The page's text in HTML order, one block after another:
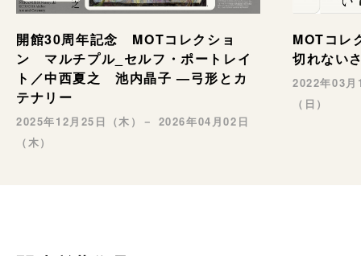
開館30周年記念 MOTコレクショ
ン マルチプル_セルフ・ポートレイ
ト／中西夏之 池内晶子 —弓形とカ
テナリー
2025年12月25日（木）－ 2026年04月02日
（木）
MOTコレ
切れない
2022年03
（日）